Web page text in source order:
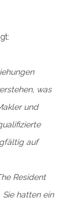
was
und
auf
Resident
hatten ein